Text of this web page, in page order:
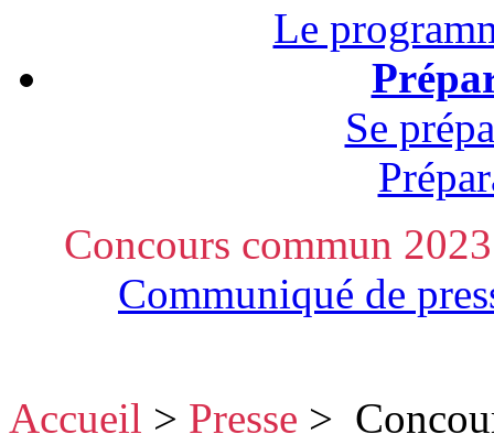
Le
Se
Concours commun
Communiqué de
Accueil > Presse >